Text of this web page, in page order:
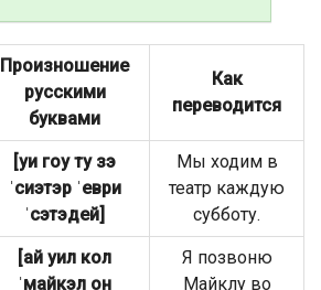
Произношение
русскими
буквами
Как
переводится
[уи гоу ту зэ
ˈсиэтэр ˈеври
ˈсэтэдей]
Мы ходим в
театр каждую
субботу.
[ай уил кол
ˈмайкэл он
Я позвоню
Майклу во